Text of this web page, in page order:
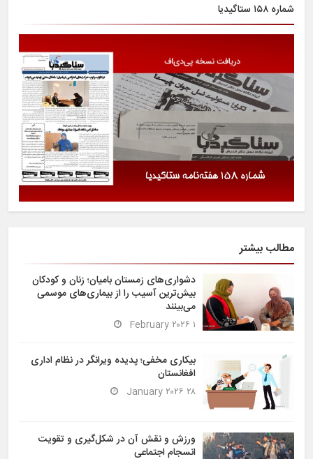
شماره ۱۵۸ ستاگیدیا
مطالب بیشتر
دشواری‌های زمستان بامیان؛ زنان و کودکان
بیش‌ترین آسیب را از بیماری‌های موسمی
می‌بینند
۱ February ۲۰۲۶
بیکاری مخفی؛ پدیده ویرانگر در نظام اداری
افغانستان
۲۸ January ۲۰۲۶
ورزش و نقش آن در شکل‌گیری و تقویت
انسجام اجتماعی